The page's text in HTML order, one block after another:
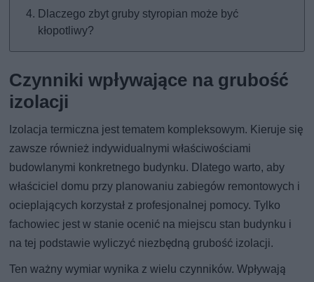
Dlaczego zbyt gruby styropian może być
kłopotliwy?
Czynniki wpływające na grubość
izolacji
Izolacja termiczna jest tematem kompleksowym. Kieruje się
zawsze również indywidualnymi właściwościami
budowlanymi konkretnego budynku. Dlatego warto, aby
właściciel domu przy planowaniu zabiegów remontowych i
ocieplających korzystał z profesjonalnej pomocy. Tylko
fachowiec jest w stanie ocenić na miejscu stan budynku i
na tej podstawie wyliczyć niezbędną grubość izolacji.
Ten ważny wymiar wynika z wielu czynników. Wpływają